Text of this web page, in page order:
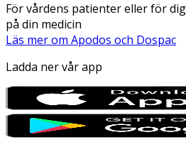
För vårdens patienter eller för
på din medicin
Läs mer om Apodos och Dospac
Ladda ner vår app